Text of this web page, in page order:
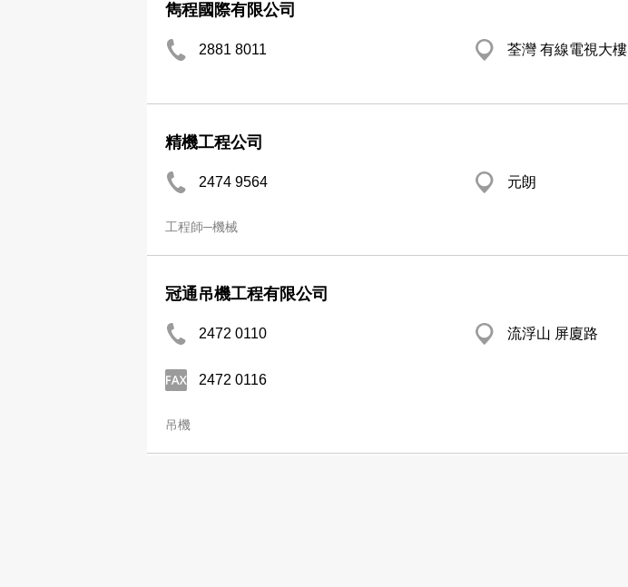
雋程國際有限公司
2881 8011 荃灣 有線電視大樓
精機工程公司
2474 9564 元朗
工程師─機械
冠通吊機工程有限公司
2472 0110 流浮山 屏廈路
2472 0116
吊機